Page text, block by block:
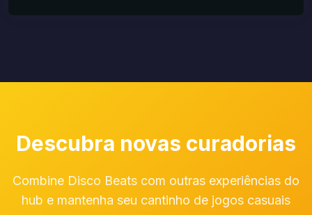
Descubra novas curadorias
Combine Disco Beats com outras experiências do
hub e mantenha seu cantinho de jogos casuais